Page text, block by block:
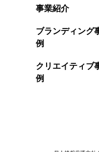
事業紹介
ブランディング
例
クリエイティブ
例